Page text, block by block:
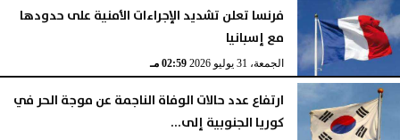
فرنسا تعلن تشديد الإجراءات الأمنية على حدودها
مع إسبانيا
الجمعة، 31 يوليو 2026 02:59 مـ
ارتفاع عدد حالات الوفاة الناجمة عن موجة الحر في
كوريا الجنوبية إلى...